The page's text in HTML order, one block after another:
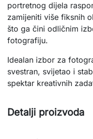
portretnog dijela
zamijeniti više fiksnih
što ga čini odličnim
fotografiju.
Idealan izbor za
svestran, svijetao i
spektar kreativnih
Detalji proizvoda